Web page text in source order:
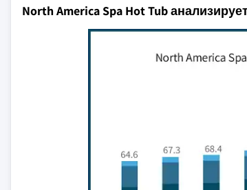
North America Spa Hot Tub